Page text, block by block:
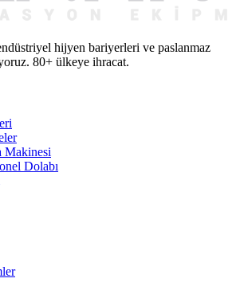
hijyen bariyerleri ve paslanmaz
80+ ülkeye ihracat.
Makinesi
Dolabı